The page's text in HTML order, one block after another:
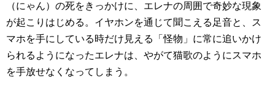
（にゃん）の死をきっかけに、エレナの周囲で奇妙な現象
が起こりはじめる。イヤホンを通じて聞こえる足音と、ス
マホを手にしている時だけ見える「怪物」に常に追いかけ
られるようになったエレナは、やがて猫歌のようにスマホ
を手放せなくなってしまう。